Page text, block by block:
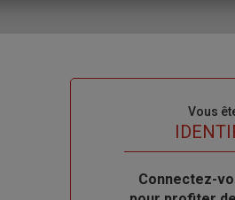
Vous
Body
Connectez-